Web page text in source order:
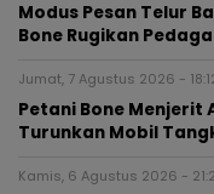
Modus Pesan Telur
Bone Rugikan
Jumat, 7 Agustus 2026 -
Petani Bone Menjerit
Turunkan Mobil
Kamis, 6 Agustus 2026 -